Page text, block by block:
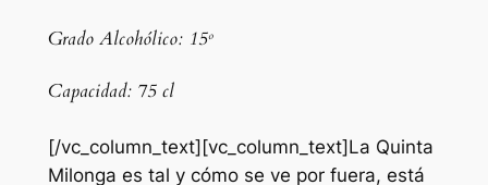
Grado Alcohólico: 15º
Capacidad: 75 cl
[/vc_column_text][vc_column_text]La Quinta
Milonga es tal y cómo se ve por fuera, está